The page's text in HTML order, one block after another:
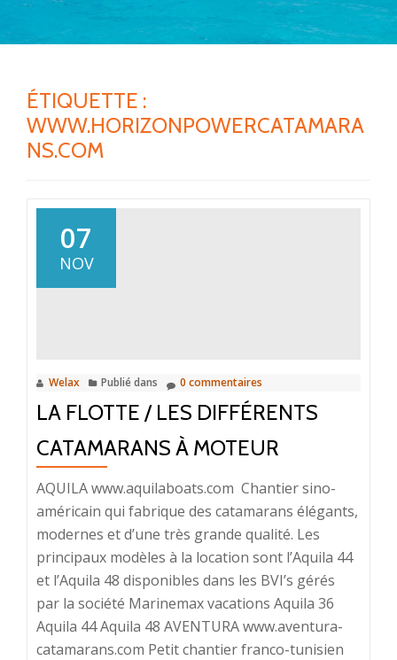
ÉTIQUETTE :
WWW.HORIZONPOWERCATAMARA
NS.COM
07
NOV
Welax Publié dans 0 commentaires
LA FLOTTE / LES DIFFÉRENTS
CATAMARANS À MOTEUR
AQUILA www.aquilaboats.com Chantier sino-
américain qui fabrique des catamarans élégants,
modernes et d’une très grande qualité. Les
principaux modèles à la location sont l’Aquila 44
et l’Aquila 48 disponibles dans les BVI’s gérés
par la société Marinemax vacations Aquila 36
Aquila 44 Aquila 48 AVENTURA www.aventura-
catamarans.com Petit chantier franco-tunisien